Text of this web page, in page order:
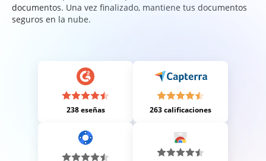
documentos. Una vez finalizado, mantiene tus documentos
seguros en la nube.
238 eseñas 263 calificaciones